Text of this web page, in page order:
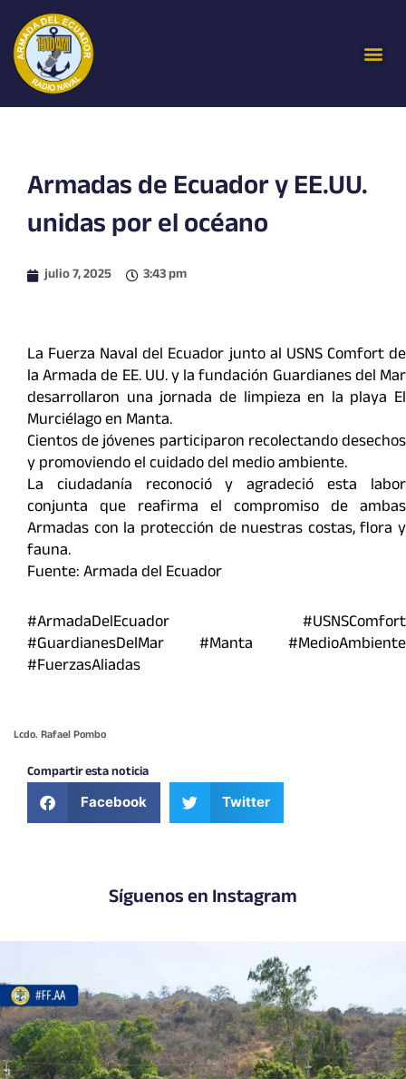
contenido
Armadas de Ecuador y EE.UU.
unidas por el océano
julio 7, 2025 3:43 pm
La Fuerza Naval del Ecuador junto al USNS Comfort de
la Armada de EE. UU. y la fundación Guardianes del Mar
desarrollaron una jornada de limpieza en la playa El
Murciélago en Manta.
Cientos de jóvenes participaron recolectando desechos
y promoviendo el cuidado del medio ambiente.
La ciudadanía reconoció y agradeció esta labor
conjunta que reafirma el compromiso de ambas
Armadas con la protección de nuestras costas, flora y
fauna.
Fuente: Armada del Ecuador
#ArmadaDelEcuador #USNSComfort
#GuardianesDelMar #Manta #MedioAmbiente
#FuerzasAliadas
Lcdo. Rafael Pombo
Compartir esta noticia
Facebook Twitter
Síguenos en Instagram